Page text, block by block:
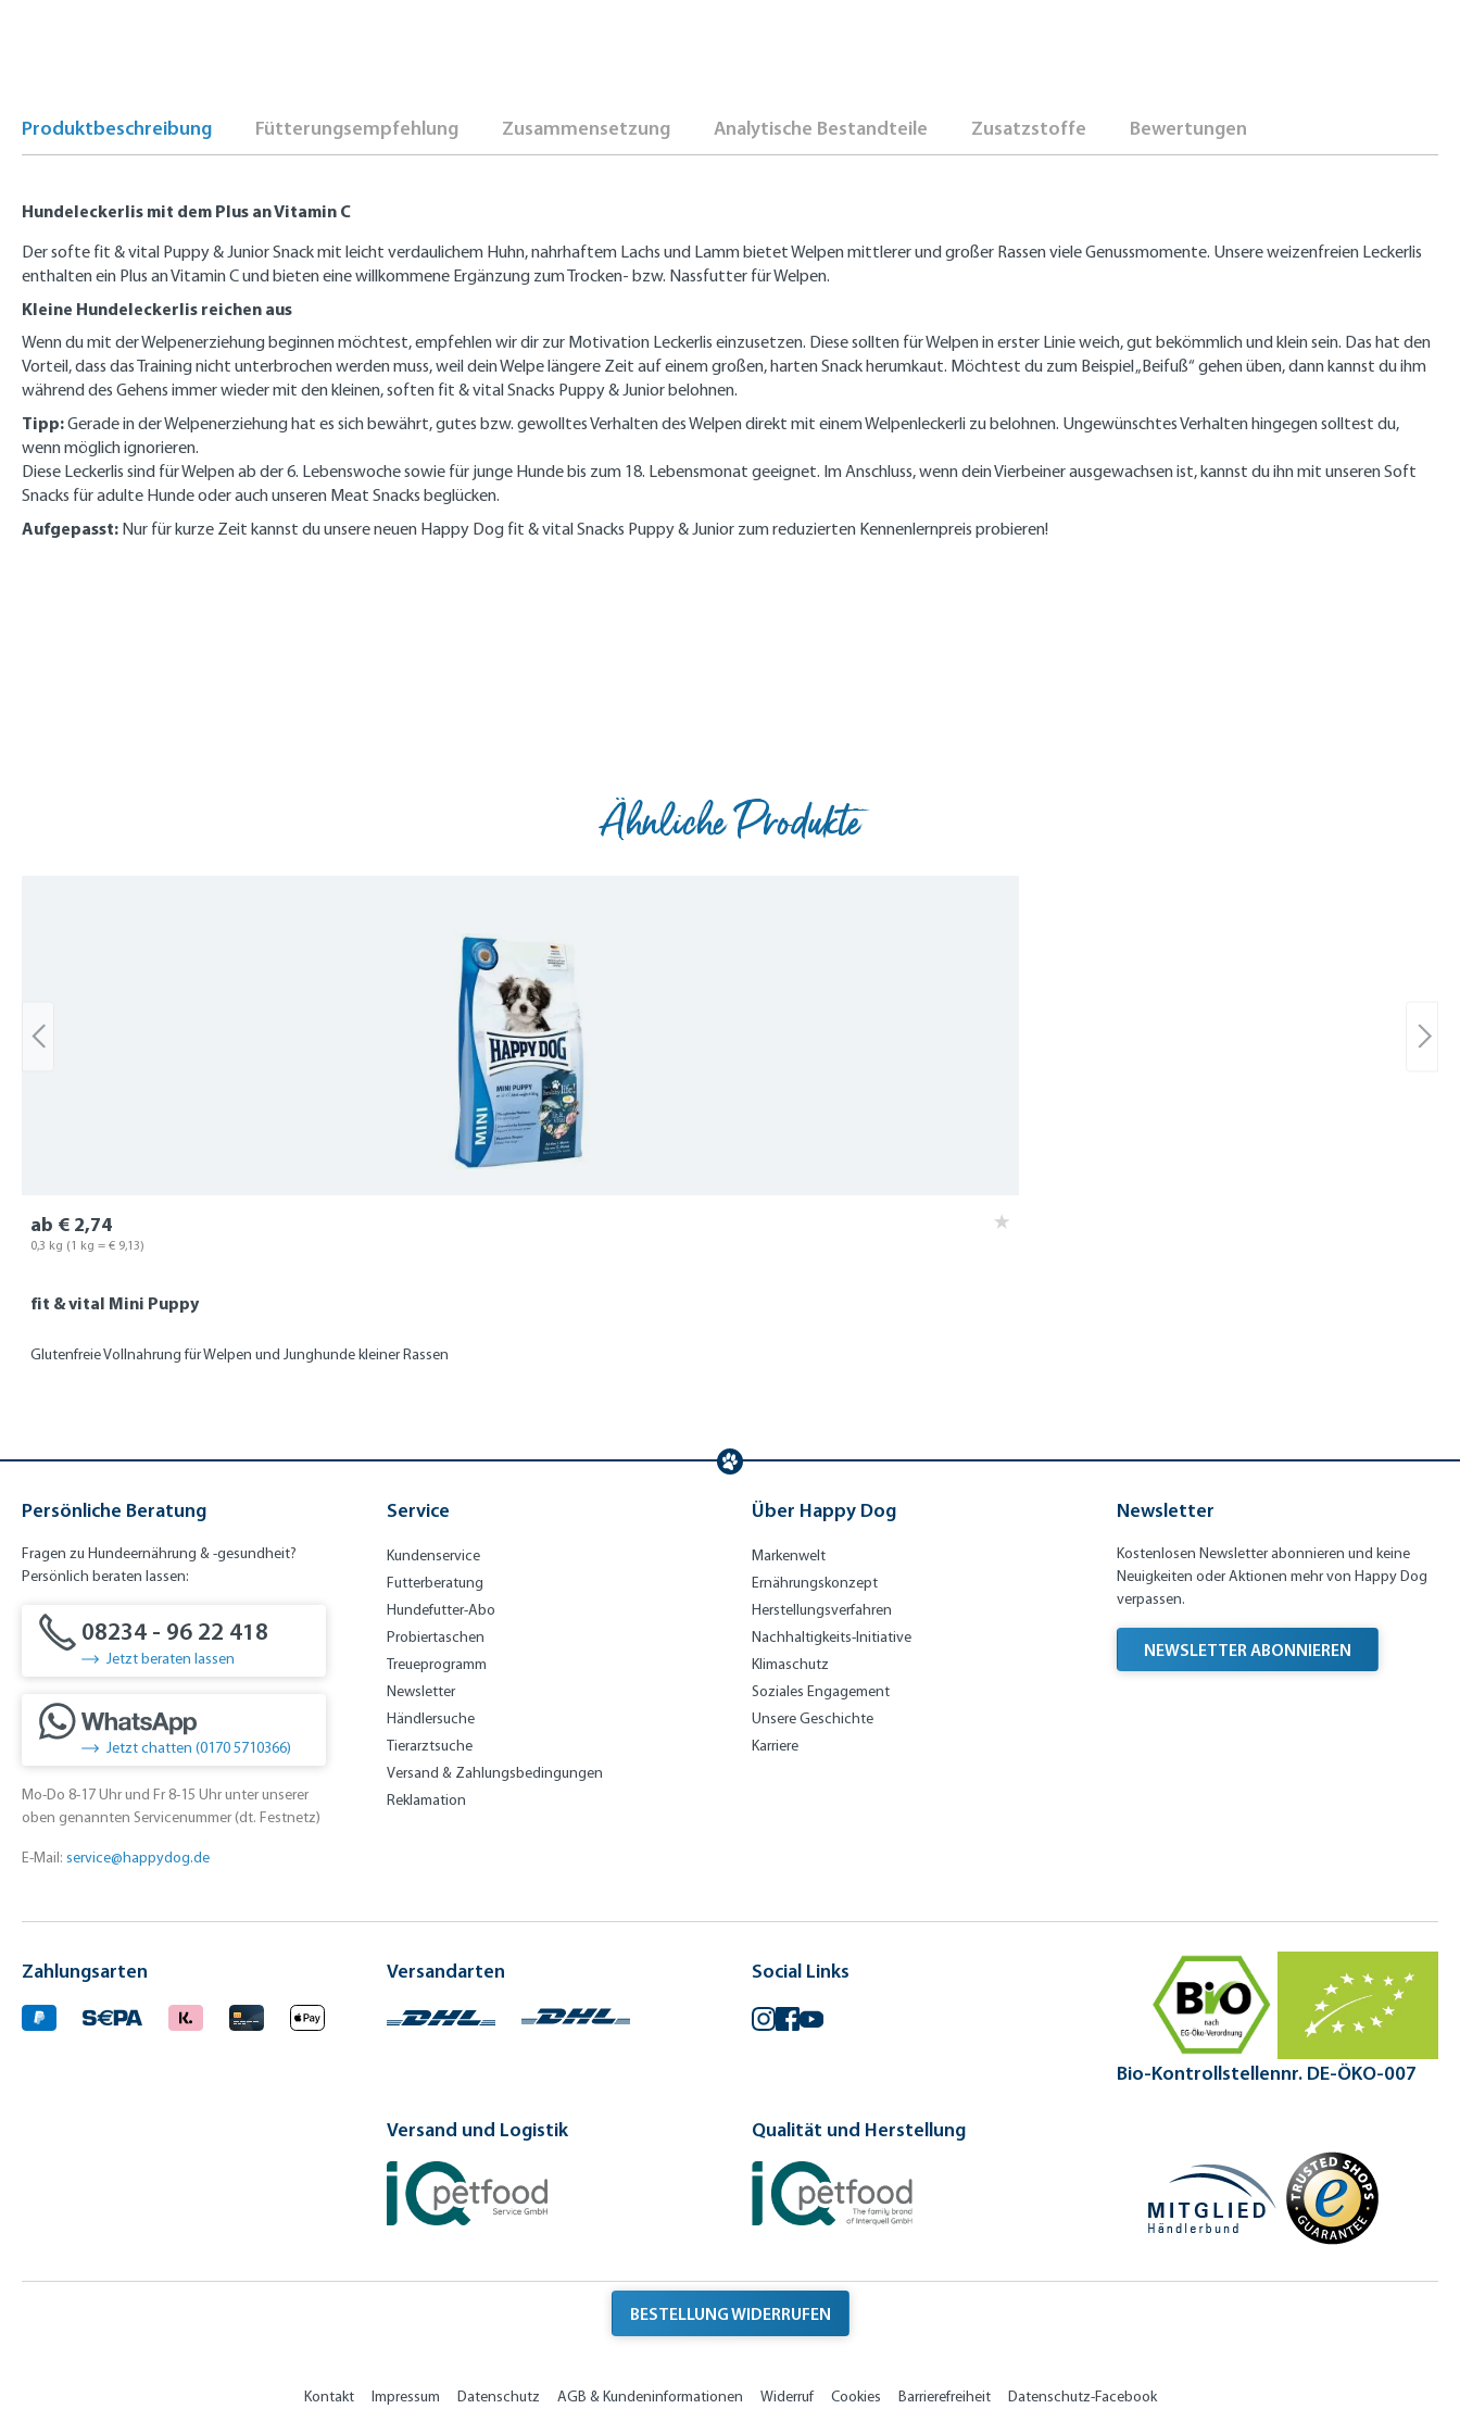
Produktbeschreibung Fütterungsempfehlung Zusammensetzung Analytische Bestandteile Zusatzstoffe Bewertungen
Hundeleckerlis mit dem Plus an Vitamin C
Der softe fit & vital Puppy & Junior Snack mit leicht verdaulichem Huhn, nahrhaftem Lachs und Lamm bietet Welpen mittlerer und großer Rassen viele Genussmomente. Unsere weizenfreien Leckerlis
enthalten ein Plus an Vitamin C und bieten eine willkommene Ergänzung zum Trocken- bzw. Nassfutter für Welpen.
Kleine Hundeleckerlis reichen aus
Wenn du mit der Welpenerziehung beginnen möchtest, empfehlen wir dir zur Motivation Leckerlis einzusetzen. Diese sollten für Welpen in erster Linie weich, gut bekömmlich und klein sein. Das hat den
Vorteil, dass das Training nicht unterbrochen werden muss, weil dein Welpe längere Zeit auf einem großen, harten Snack herumkaut. Möchtest du zum Beispiel „Beifuß“ gehen üben, dann kannst du ihm
während des Gehens immer wieder mit den kleinen, soften fit & vital Snacks Puppy & Junior belohnen.
Tipp:Gerade in der Welpenerziehung hat es sich bewährt, gutes bzw. gewolltes Verhalten des Welpen direkt mit einem Welpenleckerli zu belohnen. Ungewünschtes Verhalten hingegen solltest du,
wenn möglich ignorieren.
Diese Leckerlis sind für Welpen ab der 6. Lebenswoche sowie für junge Hunde bis zum 18. Lebensmonat geeignet. Im Anschluss, wenn dein Vierbeiner ausgewachsen ist, kannst du ihn mit unseren Soft
Snacks für adulte Hunde oder auch unseren Meat Snacks beglücken.
Aufgepasst: Nur für kurze Zeit kannst du unsere neuen Happy Dog fit & vital Snacks Puppy & Junior zum reduzierten Kennenlernpreis probieren!
Ähnliche Produkte
fit & vital Mini Puppy
Glutenfreie Vollnahrung für Welpen und Junghunde kleiner Rassen
ab € 2,74
0,3 kg (1 kg = € 9,13)
Persönliche Beratung
Fragen zu Hundeernährung & -gesundheit?
Persönlich beraten lassen:
08234 - 96 22 418
Jetzt beraten lassen
Jetzt chatten (0170 5710366)
Mo-Do 8-17 Uhr und Fr 8-15 Uhr unter unserer
oben genannten Servicenummer (dt. Festnetz)
E-Mail: service@happydog.de
Service
Kundenservice
Futterberatung
Hundefutter-Abo
Probiertaschen
Treueprogramm
Newsletter
Händlersuche
Tierarztsuche
Versand & Zahlungsbedingungen
Reklamation
Über Happy Dog
Markenwelt
Ernährungskonzept
Herstellungsverfahren
Nachhaltigkeits-Initiative
Klimaschutz
Soziales Engagement
Unsere Geschichte
Karriere
Newsletter
Kostenlosen Newsletter abonnieren und keine
Neuigkeiten oder Aktionen mehr von Happy Dog
verpassen.
NEWSLETTER ABONNIEREN
Zahlungsarten Versandarten Social Links
Instagram
Facebook
YouTube
Bio-Kontrollstellennr. DE-ÖKO-007
Versand und Logistik Qualität und Herstellung
BESTELLUNG WIDERRUFEN
Kontakt Impressum Datenschutz AGB & Kundeninformationen Widerruf Cookies Barrierefreiheit Datenschutz-Facebook